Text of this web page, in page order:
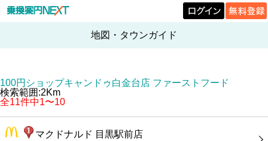
地図・タウンガイド
100円ショップキャンドゥ白金台店 ファーストフード
検索範囲:2Km
全11件中1〜10
マクドナルド 目黒駅前店